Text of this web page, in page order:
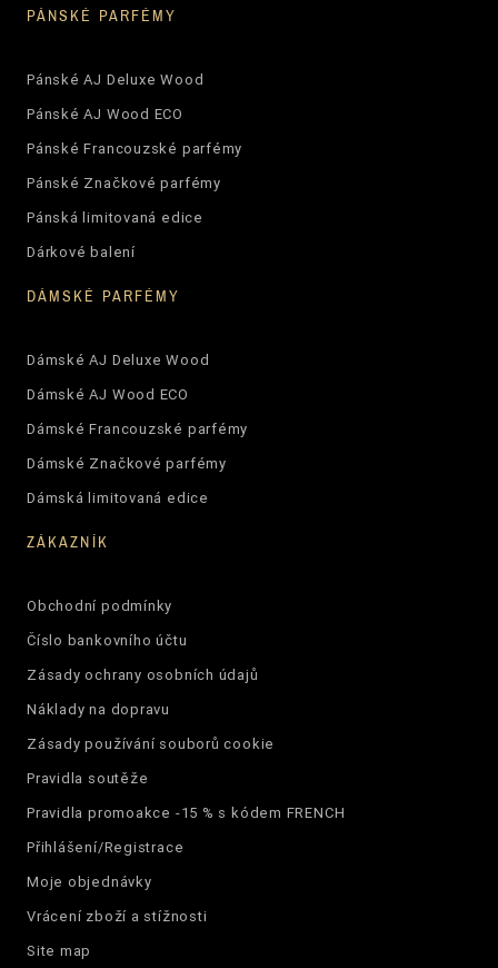
PÁNSKÉ PARFÉMY
Pánské AJ Deluxe Wood
Pánské AJ Wood ECO
Pánské Francouzské parfémy
Pánské Značkové parfémy
Pánská limitovaná edice
Dárkové balení
DÁMSKÉ PARFÉMY
Dámské AJ Deluxe Wood
Dámské AJ Wood ECO
Dámské Francouzské parfémy
Dámské Značkové parfémy
Dámská limitovaná edice
ZÁKAZNÍK
Obchodní podmínky
Číslo bankovního účtu
Zásady ochrany osobních údajů
Náklady na dopravu
Zásady používání souborů cookie
Pravidla soutěže
Pravidla promoakce -15 % s kódem FRENCH
Přihlášení/Registrace
Moje objednávky
Vrácení zboží a stížnosti
Site map